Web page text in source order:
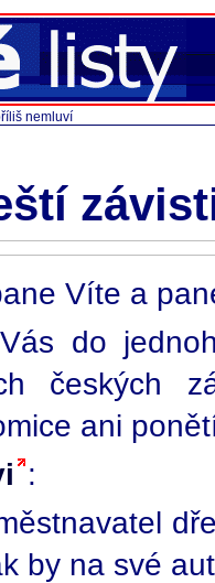
nemluví
Víte a
do
českých
ani
:
by na své